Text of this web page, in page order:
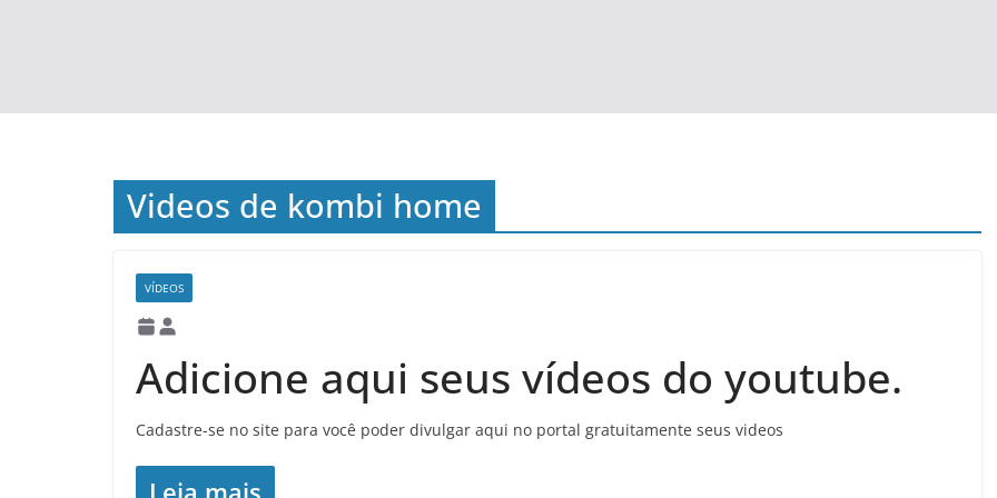
Videos de kombi home
VÍDEOS
Adicione aqui seus vídeos do youtube.
Cadastre-se no site para você poder divulgar aqui no portal gratuitamente seus videos